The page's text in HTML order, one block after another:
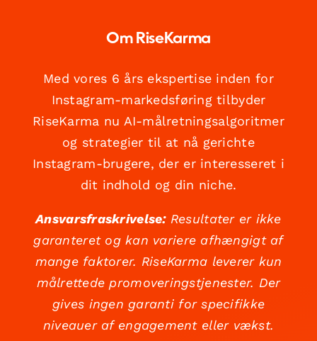
Om RiseKarma
Med vores 6 års ekspertise inden for
Instagram-markedsføring tilbyder
RiseKarma nu AI-målretningsalgoritmer
og strategier til at nå gerichte
Instagram-brugere, der er interesseret i
dit indhold og din niche.
Ansvarsfraskrivelse:Resultater er ikke
garanteret og kan variere afhængigt af
mange faktorer. RiseKarma leverer kun
målrettede promoveringstjenester. Der
gives ingen garanti for specifikke
niveauer af engagement eller vækst.